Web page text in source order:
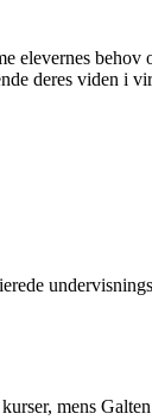
elevernes behov
deres viden i
mens